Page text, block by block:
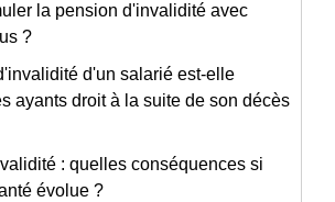
la pension d'invalidité avec
?
d'un salarié est-elle
ayants droit à la suite de son décès
: quelles conséquences si
évolue ?